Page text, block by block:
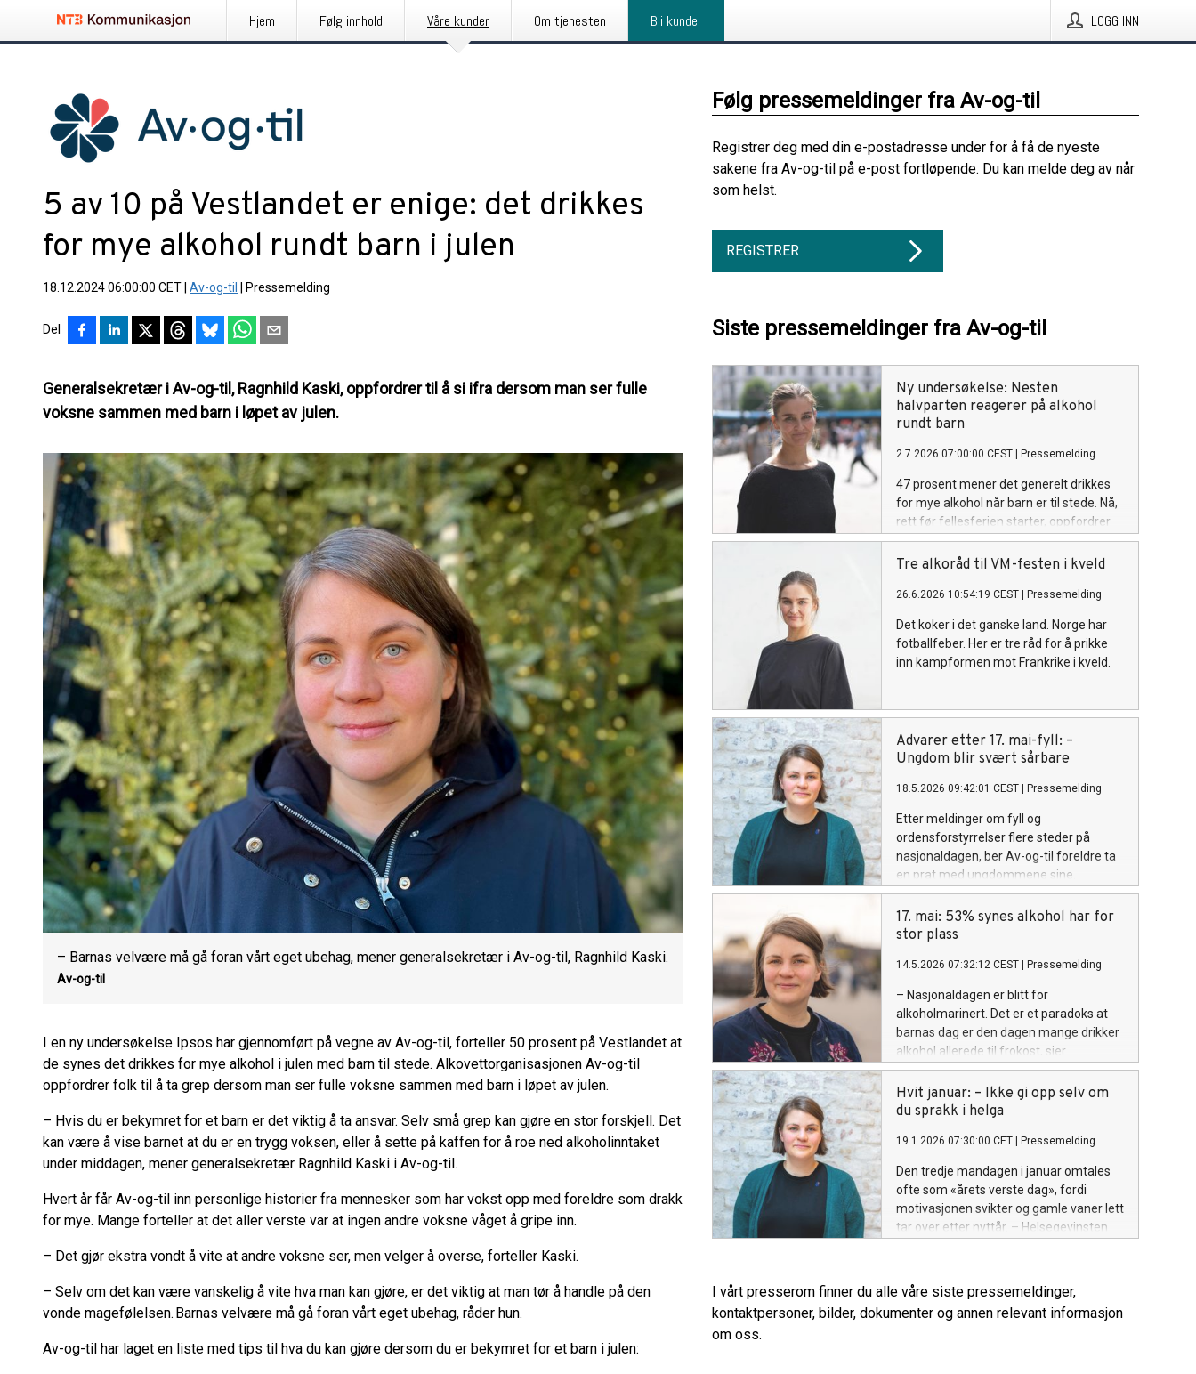
Hjem Følg innhold Våre kunder Om tjenesten Bli kunde LOGG INN
5 av 10 på Vestlandet er enige: det drikkes
for mye alkohol rundt barn i julen
18.12.2024 06:00:00 CET Av-og-til Pressemelding
Del
Generalsekretær i Av-og-til, Ragnhild Kaski, oppfordrer til å si ifra dersom man ser fulle
voksne sammen med barn i løpet av julen.
– Barnas velvære må gå foran vårt eget ubehag, mener generalsekretær i Av-og-til, Ragnhild Kaski.
Av-og-til
I en ny undersøkelse Ipsos har gjennomført på vegne av Av-og-til, forteller 50 prosent på Vestlandet at
de synes det drikkes for mye alkohol i julen med barn til stede. Alkovettorganisasjonen Av-og-til
oppfordrer folk til å ta grep dersom man ser fulle voksne sammen med barn i løpet av julen.
– Hvis du er bekymret for et barn er det viktig å ta ansvar. Selv små grep kan gjøre en stor forskjell. Det
kan være å vise barnet at du er en trygg voksen, eller å sette på kaffen for å roe ned alkoholinntaket
under middagen, mener generalsekretær Ragnhild Kaski i Av-og-til.
Hvert år får Av-og-til inn personlige historier fra mennesker som har vokst opp med foreldre som drakk
for mye. Mange forteller at det aller verste var at ingen andre voksne våget å gripe inn.
– Det gjør ekstra vondt å vite at andre voksne ser, men velger å overse, forteller Kaski.
– Selv om det kan være vanskelig å vite hva man kan gjøre, er det viktig at man tør å handle på den
vonde magefølelsen. Barnas velvære må gå foran vårt eget ubehag, råder hun.
Av-og-til har laget en liste med tips til hva du kan gjøre dersom du er bekymret for et barn i julen:
Følg pressemeldinger fra Av-og-til
Registrer deg med din e-postadresse under for å få de nyeste
sakene fra Av-og-til på e-post fortløpende. Du kan melde deg av når
som helst.
REGISTRER
Siste pressemeldinger fra Av-og-til
Ny undersøkelse: Nesten
halvparten reagerer på alkohol
rundt barn
2.7.2026 07:00:00 CEST Pressemelding
47 prosent mener det generelt drikkes
for mye alkohol når barn er til stede. Nå,
rett før fellesferien starter, oppfordrer
Av-og-til voksne til å være bevisste på
hvor mye de drikker sammen med barn.
Tre alkoråd til VM-festen i kveld
26.6.2026 10:54:19 CEST Pressemelding
Det koker i det ganske land. Norge har
fotballfeber. Her er tre råd for å prikke
inn kampformen mot Frankrike i kveld.
Advarer etter 17. mai-fyll: –
Ungdom blir svært sårbare
18.5.2026 09:42:01 CEST Pressemelding
Etter meldinger om fyll og
ordensforstyrrelser flere steder på
nasjonaldagen, ber Av-og-til foreldre ta
en prat med ungdommene sine.
17. mai: 53% synes alkohol har for
stor plass
14.5.2026 07:32:12 CEST Pressemelding
– Nasjonaldagen er blitt for
alkoholmarinert. Det er et paradoks at
barnas dag er den dagen mange drikker
alkohol allerede til frokost, sier
generalsekretær i
alkovettorganisasjonen Av-og-til.
Hvit januar: – Ikke gi opp selv om
du sprakk i helga
19.1.2026 07:30:00 CET Pressemelding
Den tredje mandagen i januar omtales
ofte som «årets verste dag», fordi
motivasjonen svikter og gamle vaner lett
tar over etter nyttår. – Helsegevinsten
alkovettorganisasjonen Av-og-til.
I vårt presserom finner du alle våre siste pressemeldinger,
kontaktpersoner, bilder, dokumenter og annen relevant informasjon
om oss.